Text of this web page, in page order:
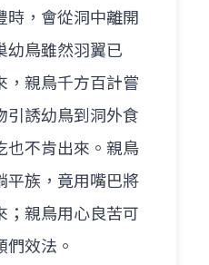
時，會從洞中離開
幼鳥雖然羽翼已
，親鳥千方百計嘗
引誘幼鳥到洞外食
也不肯出來。親鳥
平族，竟用嘴巴將
；親鳥用心良苦可
效法。